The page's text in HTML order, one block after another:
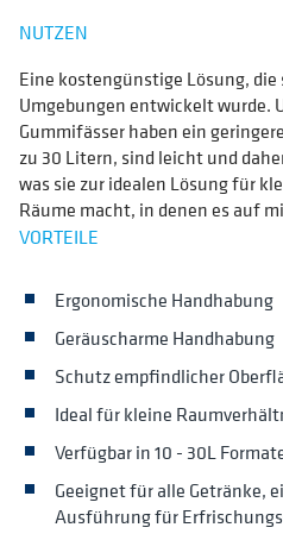
NUTZEN
Eine kostengünstige Lösung,
Umgebungen entwickelt wurde.
Gummifässer haben ein
zu 30 Litern, sind leicht und
was sie zur idealen Lösung für
Räume macht, in denen es auf
VORTEILE
Ergonomische Handhabung
Geräuscharme Handhabung
Schutz empfindlicher
Ideal für kleine
Verfügbar in 10 - 30L
Geeignet für alle Getränke,
Ausführung für